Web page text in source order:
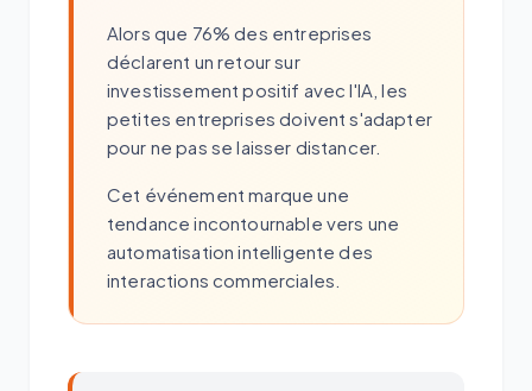
Alors que 76% des entreprises
déclarent un retour sur
investissement positif avec l'IA, les
petites entreprises doivent s'adapter
pour ne pas se laisser distancer.
Cet événement marque une
tendance incontournable vers une
automatisation intelligente des
interactions commerciales.